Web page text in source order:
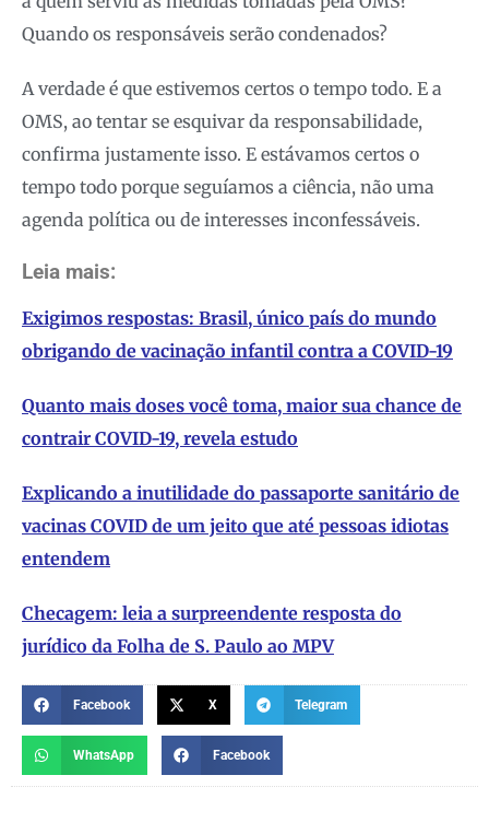
Quando os responsáveis serão condenados?
A verdade é que estivemos certos o tempo todo. E a
OMS, ao tentar se esquivar da responsabilidade,
confirma justamente isso. E estávamos certos o
tempo todo porque seguíamos a ciência, não uma
agenda política ou de interesses inconfessáveis.
Leia mais:
Exigimos respostas: Brasil, único país do mundo
obrigando de vacinação infantil contra a COVID-19
Quanto mais doses você toma, maior sua chance de
contrair COVID-19, revela estudo
Explicando a inutilidade do passaporte sanitário de
vacinas COVID de um jeito que até pessoas idiotas
entendem
Checagem: leia a surpreendente resposta do
jurídico da Folha de S. Paulo ao MPV
Facebook X Telegram
WhatsApp Facebook